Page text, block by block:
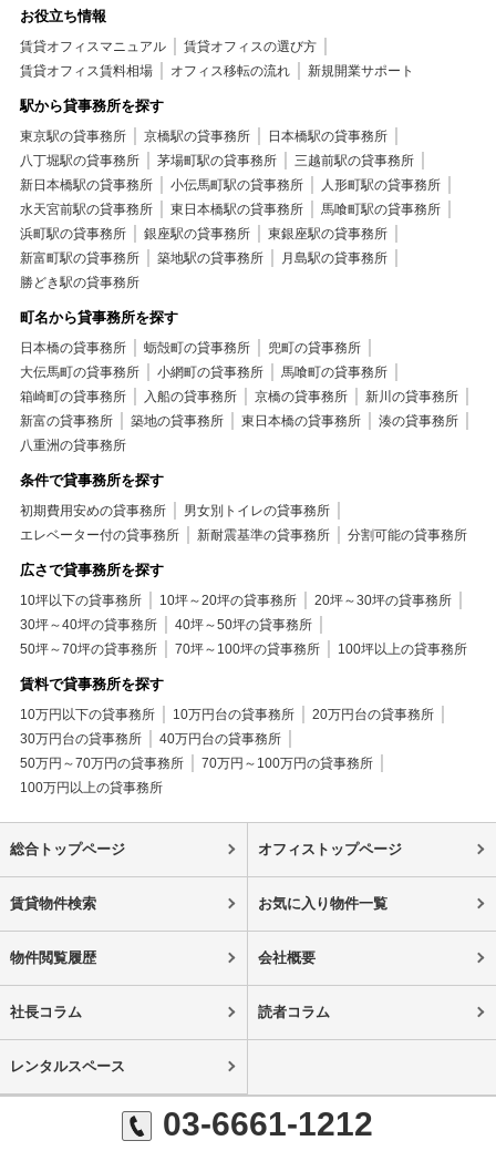
品川区+賃貸アパート+初期費用安め
お役立ち情報
賃貸オフィスマニュアル
賃貸オフィスの選び方
賃貸オフィス賃料相場
オフィス移転の流れ 新規開業サポート
駅から貸事務所を探す
東京駅の貸事務所 京橋駅の貸事務所
日本橋駅の貸事務所
八丁堀駅の貸事務所
茅場町駅の貸事務所
三越前駅の貸事務所
新日本橋駅の貸事務所
小伝馬町駅の貸事務所
人形町駅の貸事務所
水天宮前駅の貸事務所
東日本橋駅の貸事務所
馬喰町駅の貸事務所
浜町駅の貸事務所
銀座駅の貸事務所
東銀座駅の貸事務所
新富町駅の貸事務所
築地駅の貸事務所
月島駅の貸事務所
勝どき駅の貸事務所
町名から貸事務所を探す
日本橋の貸事務所 蛎殻町の貸事務所
兜町の貸事務所
大伝馬町の貸事務所
小網町の貸事務所
馬喰町の貸事務所
箱崎町の貸事務所
入船の貸事務所 京橋の貸事務所
新川の貸事務所
新富の貸事務所
築地の貸事務所 東日本橋の貸事務所
湊の貸事務所
八重洲の貸事務所
条件で貸事務所を探す
初期費用安めの貸事務所
男女別トイレの貸事務所
エレベーター付の貸事務所
新耐震基準の貸事務所 分割可能の貸事務所
広さで貸事務所を探す
10坪以下の貸事務所 10坪～20坪の貸事務所
20坪～30坪の貸事務所
30坪～40坪の貸事務所
40坪～50坪の貸事務所
50坪～70坪の貸事務所
70坪～100坪の貸事務所 100坪以上の貸事務所
賃料で貸事務所を探す
10万円以下の貸事務所 10万円台の貸事務所
20万円台の貸事務所
30万円台の貸事務所
40万円台の貸事務所
50万円～70万円の貸事務所
70万円～100万円の貸事務所
100万円以上の貸事務所
総合トップページ オフィストップページ
賃貸物件検索 お気に入り物件一覧
物件閲覧履歴 会社概要
社長コラム 読者コラム
レンタルスペース
03-6661-1212